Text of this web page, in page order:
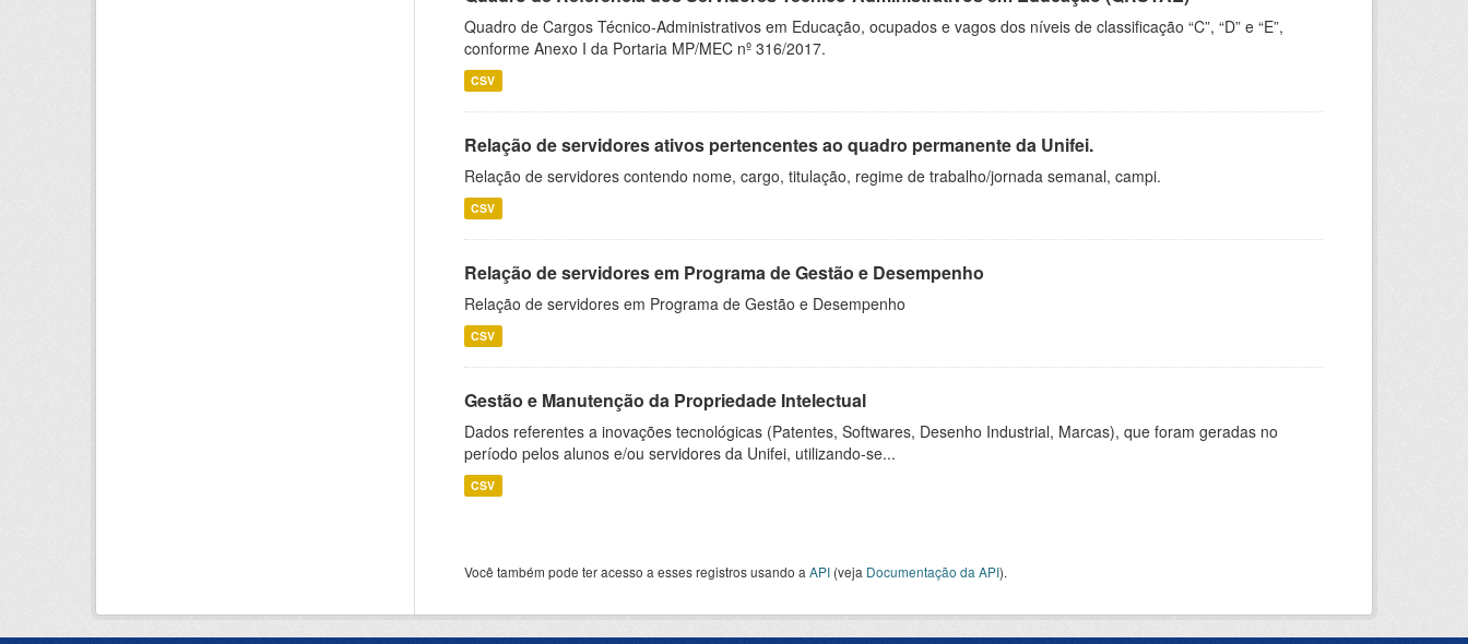
Quadro de Cargos Técnico-Administrativos em Educação, ocupados e vagos dos níveis de classificação “C”, “D” e “E”,
conforme Anexo I da Portaria MP/MEC nº 316/2017.
CSV
Relação de servidores ativos pertencentes ao quadro permanente da Unifei.
Relação de servidores contendo nome, cargo, titulação, regime de trabalho/jornada semanal, campi.
CSV
Relação de servidores em Programa de Gestão e Desempenho
Relação de servidores em Programa de Gestão e Desempenho
CSV
Gestão e Manutenção da Propriedade Intelectual
Dados referentes a inovações tecnológicas (Patentes, Softwares, Desenho Industrial, Marcas), que foram geradas no
período pelos alunos e/ou servidores da Unifei, utilizando-se...
CSV
Você também pode ter acesso a esses registros usando a API (veja Documentação da API).